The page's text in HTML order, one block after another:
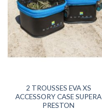
2 TROUSSES EVA XS
ACCESSORY CASE SUPERA
PRESTON